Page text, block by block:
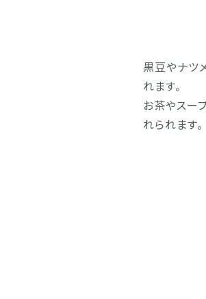
黒豆やナツ
れます。
お茶やスー
れられます。